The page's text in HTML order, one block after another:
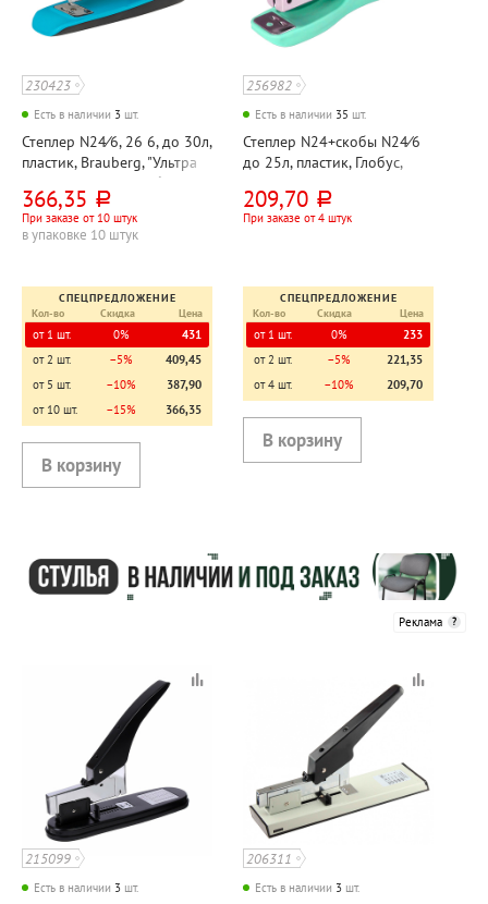
230423
Есть в наличии 3 шт.
Степлер N24⁄6, 26 6, до 30л,
пластик, Brauberg, "Ультра
(Ultra)", корпус голубой, с
антистеплером, 52мм
366,35 руб.
При заказе от 10 штук
в упаковке 10 штук
СПЕЦПРЕДЛОЖЕНИЕ
Кол-во
Скидка Цена
от 1 шт. 0%
431
от 2 шт.
−5%
409,45
от 5 шт.
−10%
387,90
от 10 шт.
−15% 366,35
256982
Есть в наличии 35 шт.
Степлер N24+скобы N24⁄6
до 25л, пластик, Глобус,
209,70 руб.
При заказе от 4 штук
СПЕЦПРЕДЛОЖЕНИЕ
Кол-во
Скидка Цена
от 1 шт. 0%
233
от 2 шт.
−5%
221,35
от 4 шт.
−10% 209,70
Реклама
215099
Есть в наличии 3 шт.
206311
Есть в наличии 3 шт.